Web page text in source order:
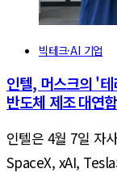
빅테크·AI 기업
인텔, 머스크의 '
반도체 제조 대연합
인텔은 4월 7일 자
SpaceX, xAI,